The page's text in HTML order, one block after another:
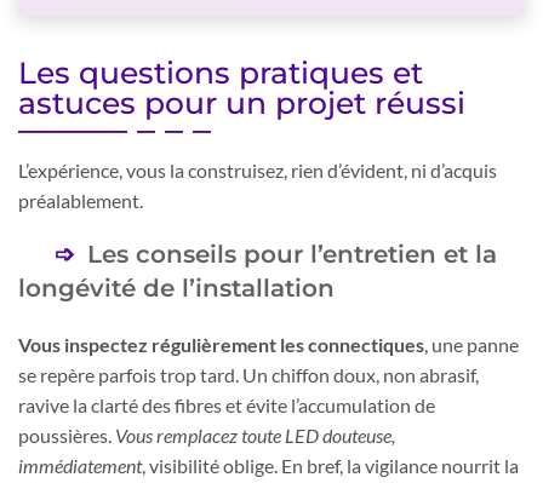
Les questions pratiques et
astuces pour un projet réussi
L’expérience, vous la construisez, rien d’évident, ni d’acquis
préalablement.
Les conseils pour l’entretien et la
longévité de l’installation
Vous inspectez régulièrement les connectiques, une panne
se repère parfois trop tard. Un chiffon doux, non abrasif,
ravive la clarté des fibres et évite l’accumulation de
poussières. Vous remplacez toute LED douteuse,
immédiatement, visibilité oblige. En bref, la vigilance nourrit la